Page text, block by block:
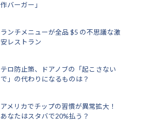
作バーガー」
ランチメニューが全品 $5 の不思議な激
安レストラン
テロ防止策、ドアノブの「起こさない
で」の代わりになるものは？
アメリカでチップの習慣が異常拡大！
あなたはスタバで20%払う？